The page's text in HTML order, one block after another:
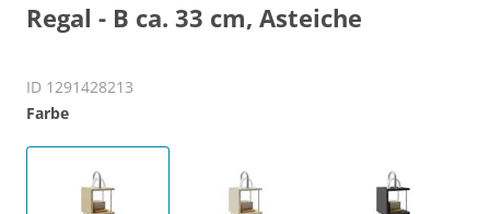
Regal - B ca. 33 cm, Asteiche
ID 1291428213
Farbe